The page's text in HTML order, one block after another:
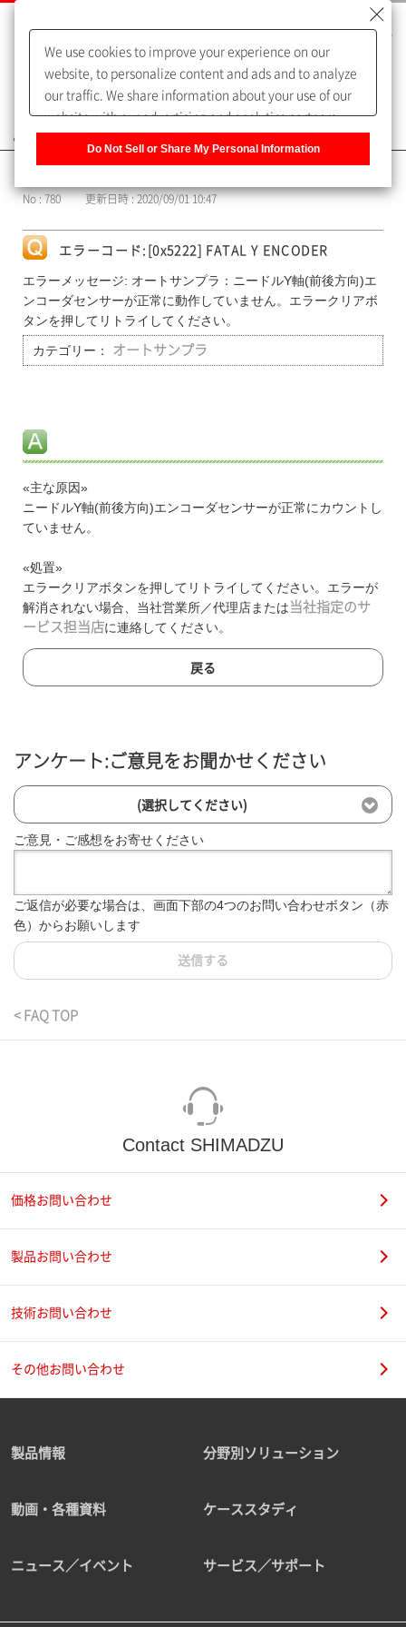
よくあるご質問（FAQ）
No : 780 更新日時 : 2020/09/01 10:47
エラーコード:[0x5222] FATAL Y ENCODER
エラーメッセージ: オートサンプラ：ニードルY軸(前後方向)エ
ンコーダセンサーが正常に動作していません。エラークリアボ
タンを押してリトライしてください。
カテゴリー： オートサンプラ
«主な原因»
ニードルY軸(前後方向)エンコーダセンサーが正常にカウントし
ていません。
«処置»
エラークリアボタンを押してリトライしてください。エラーが
解消されない場合、当社営業所／代理店または 当社指定のサ
ービス担当店に連絡してください。
戻る
アンケート:ご意見をお聞かせください
(選択してください)
ご意見・ご感想をお寄せください
ご返信が必要な場合は、画面下部の4つのお問い合わせボタン（赤
色）からお願いします
送信する
< FAQ TOP
Contact SHIMADZU
価格お問い合わせ
製品お問い合わせ
技術お問い合わせ
その他お問い合わせ
製品情報 分野別ソリューション
動画・各種資料 ケーススタディ
ニュース／イベント サービス／サポート
We use cookies to improve your experience on our
website, to personalize content and ads and to analyze
our traffic. We share information about your use of our
website with our advertising and analytics partners,
of our sharing information about you with our partners.
Information] to customize your cookie settings on our
Do Not Sell or Share My Personal Information